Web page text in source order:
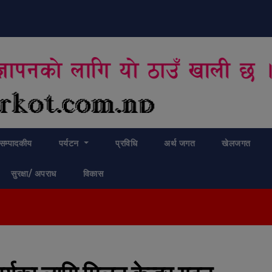
सम्पादकीय पर्यटन प्रविधि अर्थ जगत खेलजगत
सुरक्षा/ अपराध विकास